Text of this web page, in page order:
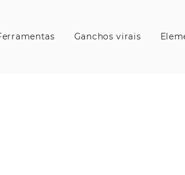
Ganchos virais